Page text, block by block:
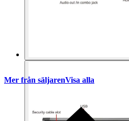
Mer från säljarenVisa alla